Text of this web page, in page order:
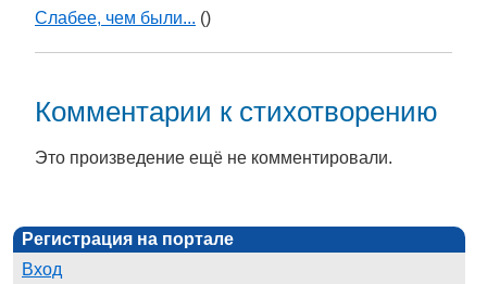
Слабее, чем были... ()
Комментарии к стихотворению
Это произведение ещё не комментировали.
Регистрация на портале
Вход